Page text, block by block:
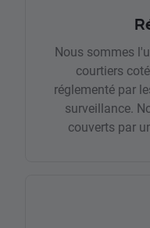
Nous sommes
courtiers
réglementé par
surveillance.
couverts par